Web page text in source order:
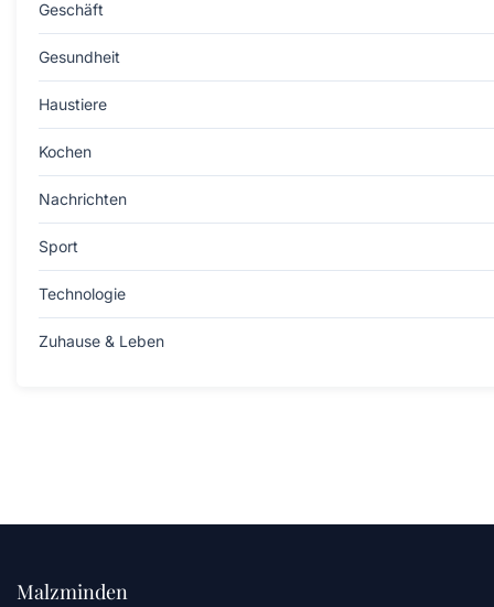
Geschäft
Gesundheit
Haustiere
Kochen
Nachrichten
Sport
Technologie
Zuhause & Leben
Malzminden